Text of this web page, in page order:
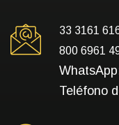
33 3161
800 6961
Teléfono